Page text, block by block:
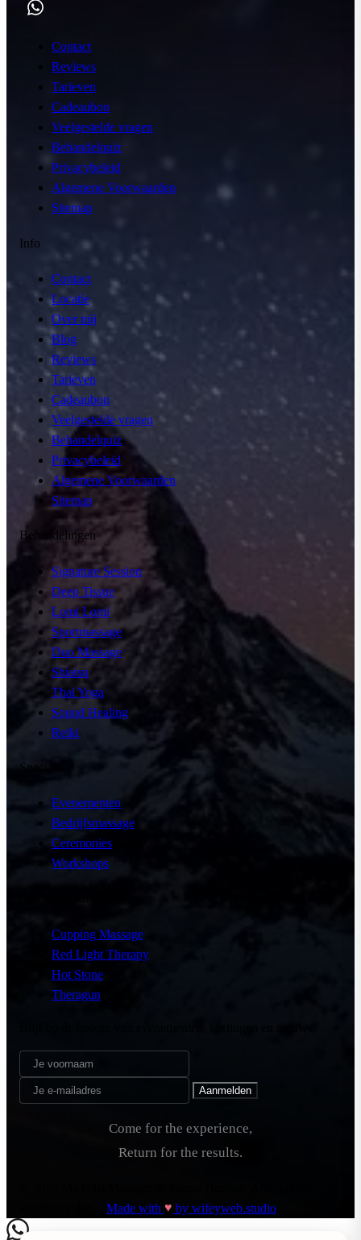
Contact
Reviews
Tarieven
Cadeaubon
Veelgestelde vragen
Behandelquiz
Privacybeleid
Algemene Voorwaarden
Sitemap
Info
Contact
Locatie
Over mij
Blog
Reviews
Tarieven
Cadeaubon
Veelgestelde vragen
Behandelquiz
Privacybeleid
Algemene Voorwaarden
Sitemap
Behandelingen
Signature Session
Deep Tissue
Lomi Lomi
Sportmassage
Duo Massage
Shiatsu
Thai Yoga
Sound Healing
Reiki
Specials
Evenementen
Bedrijfsmassage
Ceremonies
Workshops
Cupping Massage
Red Light Therapy
Hot Stone
Theragun
Aanmelden
Come for the experience,
Return for the results.
Made with ♥ by wifeyweb.studio